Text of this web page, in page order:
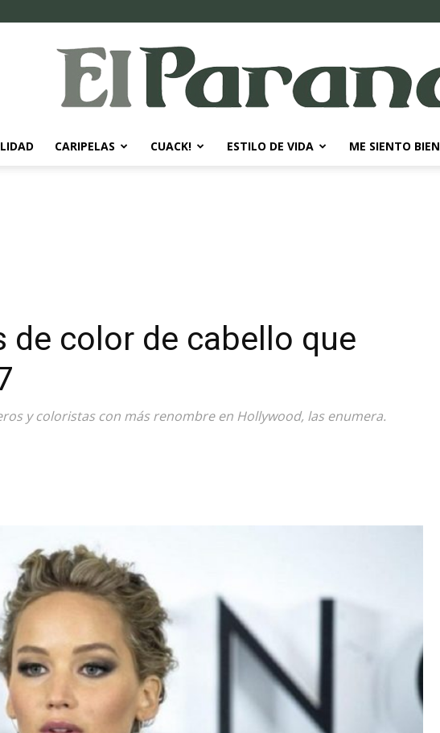
CARIPELAS CUACK! ESTILO DE VIDA ME SIENTO BIEN
de color de cabello que
y coloristas con más renombre en Hollywood, las enumera.